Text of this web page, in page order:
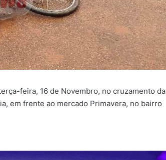
feira, 16 de Novembro, no cruzamento da
em frente ao mercado Primavera, no bairro